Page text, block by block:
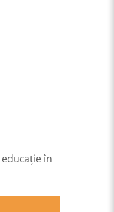
în